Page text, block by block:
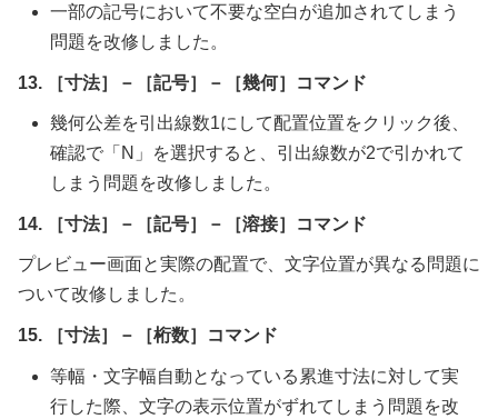
一部の記号において不要な空白が追加されてしまう
問題を改修しました。
13. ［寸法］－［記号］－［幾何］コマンド
幾何公差を引出線数1にして配置位置をクリック後、
確認で「N」を選択すると、引出線数が2で引かれて
しまう問題を改修しました。
14. ［寸法］－［記号］－［溶接］コマンド
プレビュー画面と実際の配置で、文字位置が異なる問題に
ついて改修しました。
15. ［寸法］－［桁数］コマンド
等幅・文字幅自動となっている累進寸法に対して実
行した際、文字の表示位置がずれてしまう問題を改